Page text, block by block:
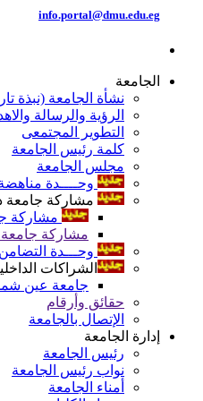
info.portal@dmu.edu.eg
الجامعة
نشأة الجامعة (نبذة
الرؤية والرسالة
التطوير المجتمعى
كلمة رئيس الجامعة
مجلس الجامعة
وحــــدة
مشاركة جامعة
مشاركة
مشاركة جامعة
وحـــدة
الشراكات
جامعة عين
حقائق وأرقام
الإتصال بالجامعة
إدارة الجامعة
رئيس الجامعة
نواب رئيس الجامعة
أمناء الجامعة